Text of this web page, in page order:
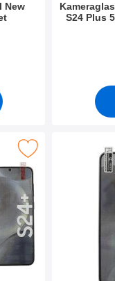
New
S24 Plus
som favoritt
Galaxy S24 Plus
skjermbeskyttelse